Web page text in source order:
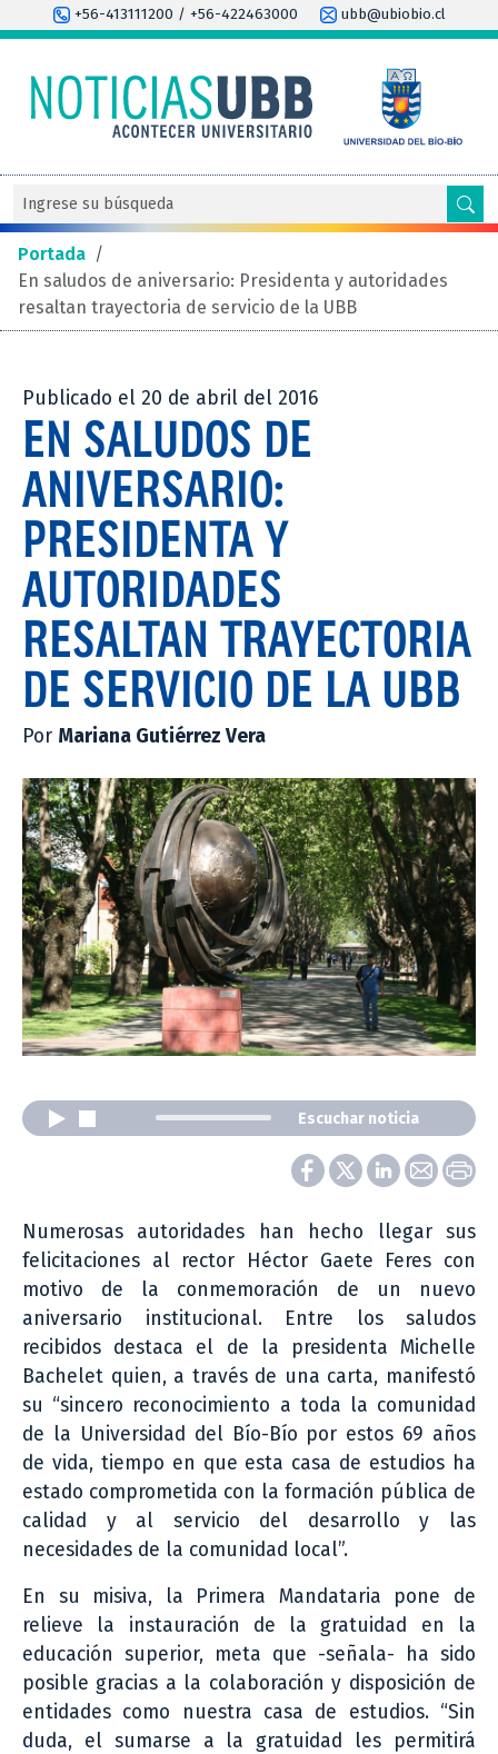
+56-413111200 / +56-422463000 ubb@ubiobio.cl
Portada /
En saludos de aniversario: Presidenta y autoridades
resaltan trayectoria de servicio de la UBB
Publicado el 20 de abril del 2016
EN SALUDOS DE
ANIVERSARIO:
PRESIDENTA Y
AUTORIDADES
RESALTAN TRAYECTORIA
DE SERVICIO DE LA UBB
Por Mariana Gutiérrez Vera
Escuchar noticia
Numerosas autoridades han hecho llegar sus
felicitaciones al rector Héctor Gaete Feres con
motivo de la conmemoración de un nuevo
aniversario institucional. Entre los saludos
recibidos destaca el de la presidenta Michelle
Bachelet quien, a través de una carta, manifestó
su “sincero reconocimiento a toda la comunidad
de la Universidad del Bío-Bío por estos 69 años
de vida, tiempo en que esta casa de estudios ha
estado comprometida con la formación pública de
calidad y al servicio del desarrollo y las
necesidades de la comunidad local”.
En su misiva, la Primera Mandataria pone de
relieve la instauración de la gratuidad en la
educación superior, meta que -señala- ha sido
posible gracias a la colaboración y disposición de
entidades como nuestra casa de estudios. “Sin
duda, el sumarse a la gratuidad les permitirá